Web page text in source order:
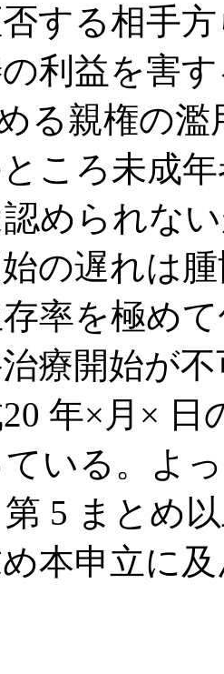
する相手
利益を害
る親権の
ころ未成
められな
の遅れは
率を極め
治療開始が
年×月× 日
いる。よ
5 まとめ
本申立に